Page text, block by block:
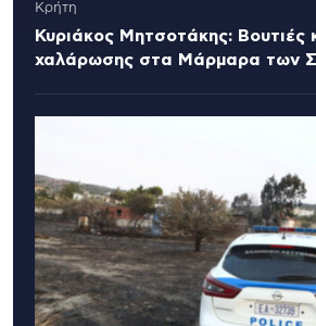
Κρήτη
Κυριάκος Μητσοτάκης: Βουτιές
χαλάρωσης στα Μάρμαρα των